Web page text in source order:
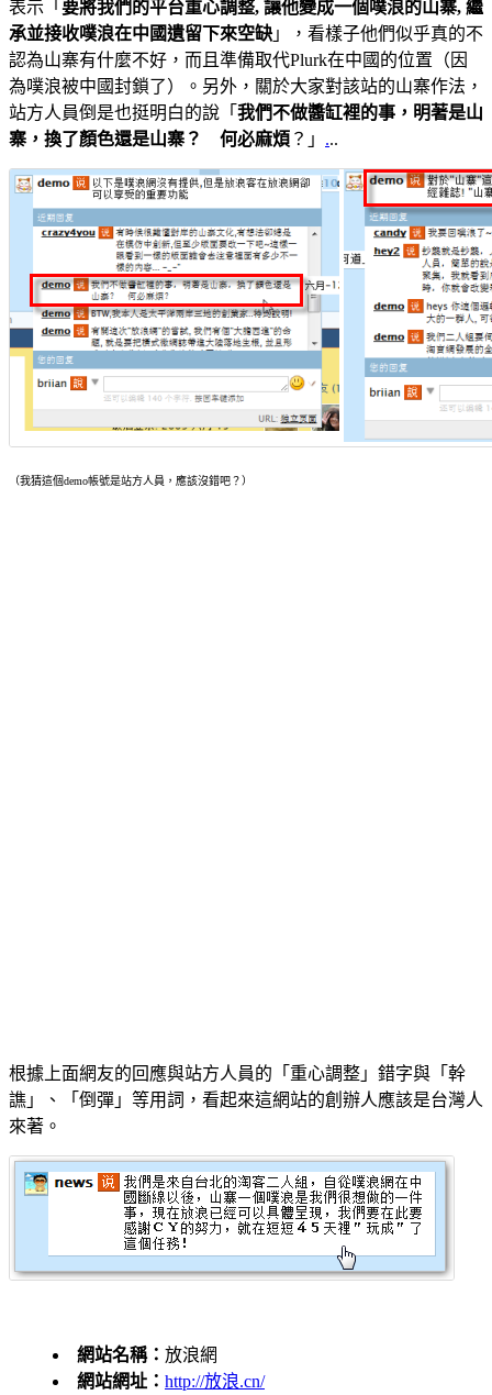
表示「 要將我們的平台重心調整, 讓他變成一個噗浪的山寨, 繼
承並接收噗浪在中國遺留下來空缺 」，看樣子他們似乎真的不
認為山寨有什麼不好，而且準備取代Plurk在中國的位置（因
為噗浪被中國封鎖了）。另外，關於大家對該站的山寨作法，
站方人員倒是也挺明白的說「 我們不做醬缸裡的事，明著是山
寨，換了顏色還是山寨？ 何必麻煩 ？」 ...
（我猜這個demo帳號是站方人員，應該沒錯吧？）
根據上面網友的回應與站方人員的「重心調整」錯字與「幹
譙」、「倒彈」等用詞，看起來這網站的創辦人應該是台灣人
來著。
網站名稱： 放浪網
網站網址： http://放浪.cn/